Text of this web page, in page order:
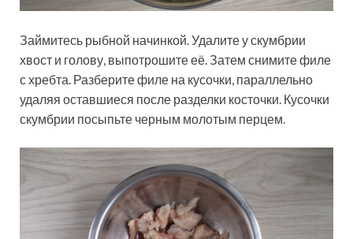
Займитесь рыбной начинкой. Удалите у скумбрии
хвост и голову, выпотрошите её. Затем снимите филе
с хребта. Разберите филе на кусочки, параллельно
удаляя оставшиеся после разделки косточки. Кусочки
скумбрии посыпьте черным молотым перцем.